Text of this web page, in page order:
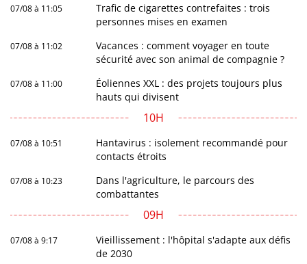
07/08 à 11:05
Trafic de cigarettes contrefaites : trois
personnes mises en examen
07/08 à 11:02
Vacances : comment voyager en toute
sécurité avec son animal de compagnie ?
07/08 à 11:00
Éoliennes XXL : des projets toujours plus
hauts qui divisent
10H
07/08 à 10:51
Hantavirus : isolement recommandé pour
contacts étroits
07/08 à 10:23
Dans l'agriculture, le parcours des
combattantes
09H
07/08 à 9:17
Vieillissement : l'hôpital s'adapte aux défis
de 2030